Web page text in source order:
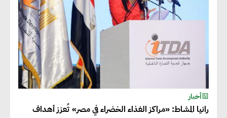
أخبار
رانيا المشاط: «مراكز الغذاء الخضراء في مصر» تُعزز أهداف